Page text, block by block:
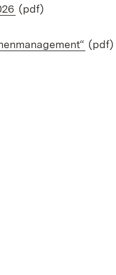
(Öffnet in neuem
(pdf)
(pdf)